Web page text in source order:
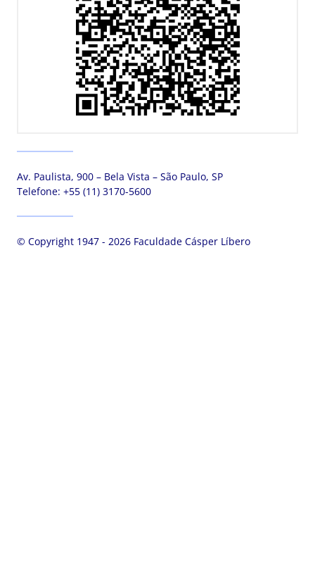
Av. Paulista, 900 – Bela Vista – São Paulo, SP
Telefone: +55 (11) 3170-5600
© Copyright 1947 - 2026 Faculdade Cásper Líbero